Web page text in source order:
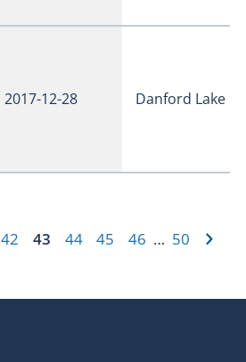
2017-12-28 Danford Lake
42 43 44 45 46 … 50